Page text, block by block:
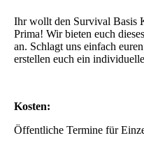
Ihr wollt den Survival Basis
Prima! Wir bieten euch
an. Schlagt uns einfach
erstellen euch ein
Kosten:
Öffentliche Termine für